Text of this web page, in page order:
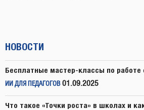
НОВОСТИ
Бесплатные мастер-классы по работе
ИИ ДЛЯ ПЕДАГОГОВ 01.09.2025
Что такое «Точки роста» в школах и